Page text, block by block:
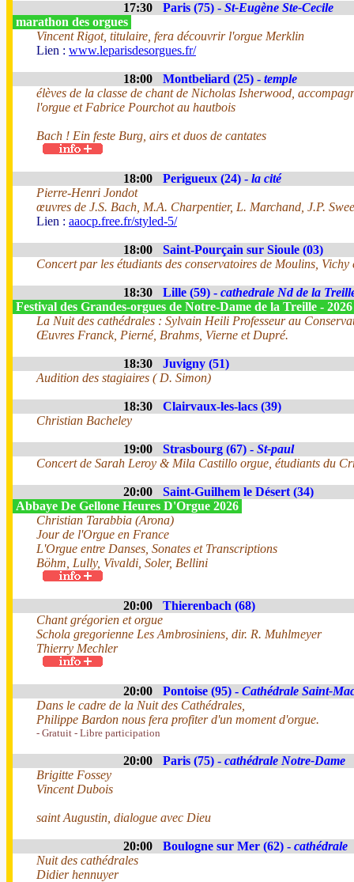
17:30 Paris (75) - St-Eugène Ste-Cecile
marathon des orgues
Vincent Rigot, titulaire, fera découvrir l'orgue Merklin
Lien : www.leparisdesorgues.fr/
18:00 Montbeliard (25) - temple
élèves de la classe de chant de Nicholas Isherwood,
l'orgue et Fabrice Pourchot au hautbois
Bach ! Ein feste Burg, airs et duos de cantates
18:00 Perigueux (24) - la cité
Pierre-Henri Jondot
œuvres de J.S. Bach, M.A. Charpentier, L. Marchand, J.P.
Lien : aaocp.free.fr/styled-5/
18:00
Saint-Pourçain sur Sioule (03)
Concert par les étudiants des conservatoires de Moulins,
18:30 Lille (59) - cathedrale Nd de la
Festival des Grandes-orgues de Notre-Dame de la Treille -
La Nuit des cathédrales : Sylvain Heili Professeur au
Œuvres Franck, Pierné, Brahms, Vierne et Dupré.
18:30
Juvigny (51)
Audition des stagiaires ( D. Simon)
18:30
Clairvaux-les-lacs (39)
Christian Bacheley
19:00 Strasbourg (67) - St-paul
Concert de Sarah Leroy & Mila Castillo orgue, étudiants du
20:00
Saint-Guilhem le Désert (34)
Abbaye De Gellone Heures D'Orgue 2026
Christian Tarabbia (Arona)
Jour de l'Orgue en France
L'Orgue entre Danses, Sonates et Transcriptions
Böhm, Lully, Vivaldi, Soler, Bellini
20:00
Thierenbach (68)
Chant grégorien et orgue
Schola gregorienne Les Ambrosiniens, dir. R. Muhlmeyer
Thierry Mechler
20:00 Pontoise (95) - Cathédrale Saint-
Dans le cadre de la Nuit des Cathédrales,
Philippe Bardon nous fera profiter d'un moment d'orgue.
- Gratuit - Libre participation
20:00 Paris (75) - cathédrale Notre-Dame
Brigitte Fossey
Vincent Dubois
saint Augustin, dialogue avec Dieu
20:00 Boulogne sur Mer (62) - cathédrale
Nuit des cathédrales
Didier hennuyer